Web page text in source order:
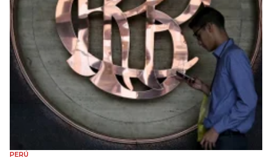
PERÚ